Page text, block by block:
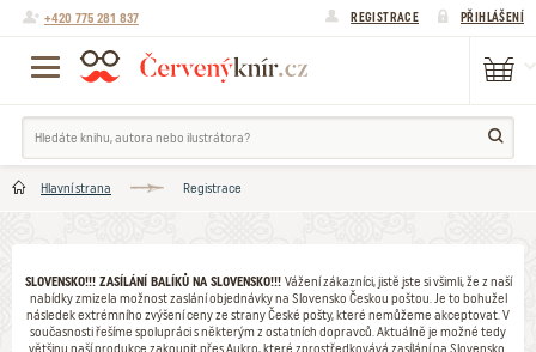
+420 775 281 837 REGISTRACE PŘIHLÁŠENÍ
Hlavní strana Registrace
SLOVENSKO!!! ZASÍLÁNÍ BALÍKŮ NA SLOVENSKO!!! Vážení zákazníci, jistě jste si všimli, že z naší
nabídky zmizela možnost zaslání objednávky na Slovensko Českou poštou. Je to bohužel
následek extrémního zvýšení ceny ze strany České pošty, které nemůžeme akceptovat. V
současnosti řešíme spolupráci s některým z ostatních dopravců. Aktuálně je možné tedy
většinu naší produkce zakoupit přes Aukro, které zprostředkovává zasílání na Slovensko.